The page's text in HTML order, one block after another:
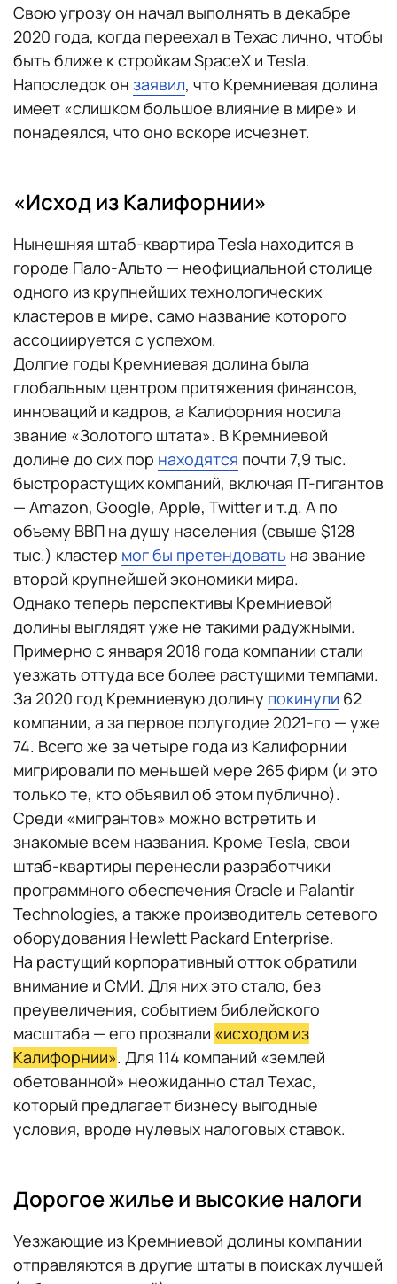
Свою угрозу он начал выполнять в декабре
2020 года, когда переехал в Техас лично, чтобы
быть ближе к стройкам SpaceX и Tesla.
Напоследок он заявил, что Кремниевая долина
имеет «слишком большое влияние в мире» и
понадеялся, что оно вскоре исчезнет.
«Исход из Калифорнии»
Нынешняя штаб-квартира Tesla находится в
городе Пало-Альто — неофициальной столице
одного из крупнейших технологических
кластеров в мире, само название которого
ассоциируется с успехом.
Долгие годы Кремниевая долина была
глобальным центром притяжения финансов,
инноваций и кадров, а Калифорния носила
звание «Золотого штата». В Кремниевой
долине до сих пор находятся почти 7,9 тыс.
быстрорастущих компаний, включая IT-гигантов
— Amazon, Google, Apple, Twitter и т.д. А по
объему ВВП на душу населения (свыше $128
тыс.) кластер мог бы претендовать на звание
второй крупнейшей экономики мира.
Однако теперь перспективы Кремниевой
долины выглядят уже не такими радужными.
Примерно с января 2018 года компании стали
уезжать оттуда все более растущими темпами.
За 2020 год Кремниевую долину покинули 62
компании, а за первое полугодие 2021-го — уже
74. Всего же за четыре года из Калифорнии
мигрировали по меньшей мере 265 фирм (и это
только те, кто объявил об этом публично).
Среди «мигрантов» можно встретить и
знакомые всем названия. Кроме Tesla, свои
штаб-квартиры перенесли разработчики
программного обеспечения Oracle и Palantir
Technologies, а также производитель сетевого
оборудования Hewlett Packard Enterprise.
На растущий корпоративный отток обратили
внимание и СМИ. Для них это стало, без
преувеличения, событием библейского
масштаба — его прозвали «исходом из
Калифорнии». Для 114 компаний «землей
обетованной» неожиданно стал Техас,
который предлагает бизнесу выгодные
условия, вроде нулевых налоговых ставок.
Дорогое жилье и высокие налоги
Уезжающие из Кремниевой долины компании
отправляются в другие штаты в поисках лучшей